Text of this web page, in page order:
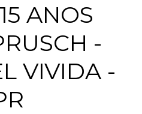
ANOS
-
VIVIDA -